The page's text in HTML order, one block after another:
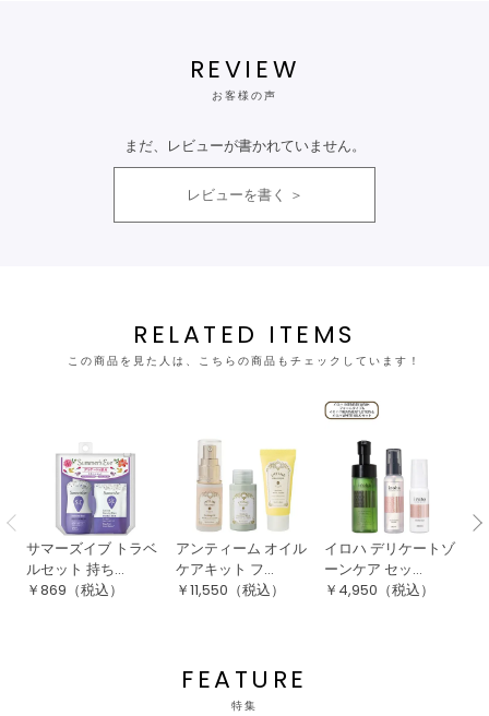
REVIEW
お客様の声
まだ、レビューが書かれていません。
レビューを書く
RELATED ITEMS
この商品を見た人は、こちらの商品もチェックしています！
サマーズイブ トラベ
ルセット 持ち...
￥869 （税込）
アンティーム オイル
ケアキット フ...
￥11,550 （税込）
イロハ デリケートゾ
ーンケア セッ...
￥ 4,950 （税込）
FEATURE
特集